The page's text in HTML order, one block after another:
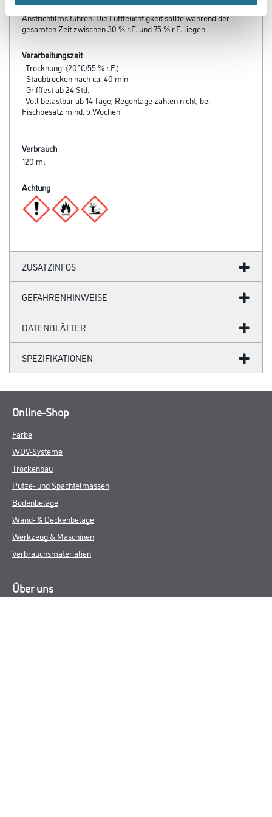
kann zur schnellen Antrocknung und Blasenbildung des
Anstrichfilms führen. Die Luftfeuchtigkeit sollte während der
gesamten Zeit zwischen 30 % r.F. und 75 % r.F. liegen.
Verarbeitungszeit
- Trocknung: (20°C/55 % r.F.)
- Staubtrocken nach ca. 40 min
- Grifffest ab 24 Std.
- Voll belastbar ab 14 Tage, Regentage zählen nicht, bei
Fischbesatz mind. 5 Wochen
Verbrauch
120 ml
Achtung
ZUSATZINFOS
GEFAHRENHINWEISE
DATENBLÄTTER
SPEZIFIKATIONEN
Online-Shop
Farbe
WDV-Systeme
Trockenbau
Putze- und Spachtelmassen
Bodenbeläge
Wand- & Deckenbeläge
Werkzeug & Maschinen
Verbrauchsmaterialien
Über uns